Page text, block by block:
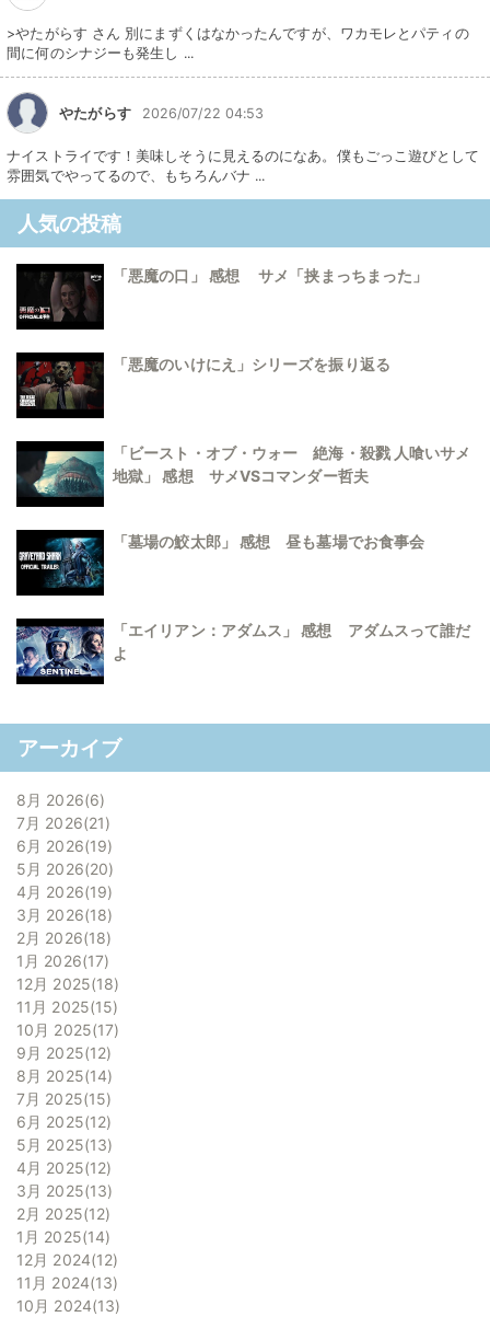
>やたがらす さん 別にまずくはなかったんですが、ワカモレとパティの
間に何のシナジーも発生し ...
やたがらす 2026/07/22 04:53
ナイストライです！美味しそうに見えるのになあ。僕もごっこ遊びとして
雰囲気でやってるので、もちろんバナ ...
人気の投稿
「悪魔の口」 感想 サメ「挟まっちまった」
「悪魔のいけにえ」シリーズを振り返る
「ビースト・オブ・ウォー 絶海・殺戮 人喰いサメ
地獄」 感想 サメVSコマンダー哲夫
「墓場の鮫太郎」 感想 昼も墓場でお食事会
「エイリアン：アダムス」 感想 アダムスって誰だ
よ
アーカイブ
8月 2026 6
7月 2026 21
6月 2026 19
5月 2026 20
4月 2026 19
3月 2026 18
2月 2026 18
1月 2026 17
12月 2025 18
11月 2025 15
10月 2025 17
9月 2025 12
8月 2025 14
7月 2025 15
6月 2025 12
5月 2025 13
4月 2025 12
3月 2025 13
2月 2025 12
1月 2025 14
12月 2024 12
11月 2024 13
10月 2024 13